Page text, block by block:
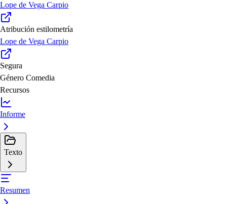
Lope de Vega Carpio
Atribución estilometría
Lope de Vega Carpio
Segura
Género Comedia
Recursos
Informe
Texto
Resumen